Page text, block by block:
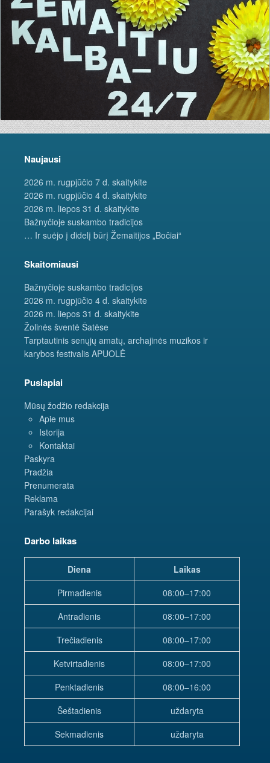
Naujausi
2026 m. rugpjūčio 7 d. skaitykite
2026 m. rugpjūčio 4 d. skaitykite
2026 m. liepos 31 d. skaitykite
Bažnyčioje suskambo tradicijos
… Ir suėjo į didelį būrį Žemaitijos „Bočiai“
Skaitomiausi
Bažnyčioje suskambo tradicijos
2026 m. rugpjūčio 4 d. skaitykite
2026 m. liepos 31 d. skaitykite
Žolinės šventė Šatėse
Tarptautinis senųjų amatų, archajinės muzikos ir
karybos festivalis APUOLĖ
Puslapiai
Mūsų žodžio redakcija
Apie mus
Istorija
Kontaktai
Paskyra
Pradžia
Prenumerata
Reklama
Parašyk redakcijai
Darbo laikas
Diena
Laikas
Pirmadienis
08:00–17:00
Antradienis
08:00–17:00
Trečiadienis
08:00–17:00
Ketvirtadienis
08:00–17:00
Penktadienis
08:00–16:00
Šeštadienis
uždaryta
Sekmadienis
uždaryta